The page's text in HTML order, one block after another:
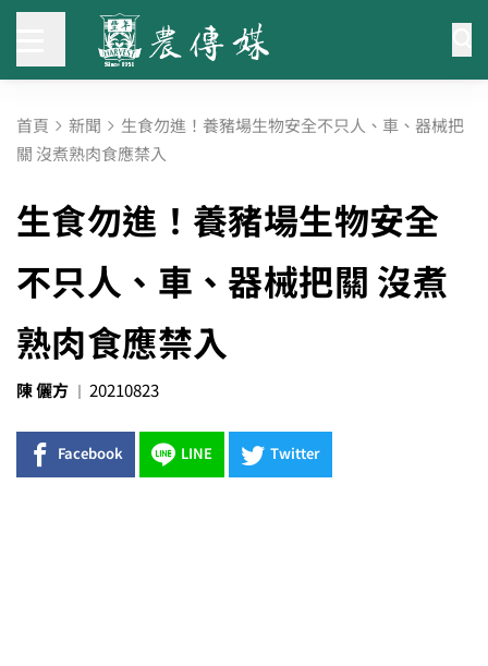
首頁 新聞 生食勿進！養豬場生物安全不只人、車、器械把
關 沒煮熟肉食應禁入
生食勿進！養豬場生物安全
不只人、車、器械把關 沒煮
熟肉食應禁入
陳 儷方 20210823
Facebook LINE Twitter